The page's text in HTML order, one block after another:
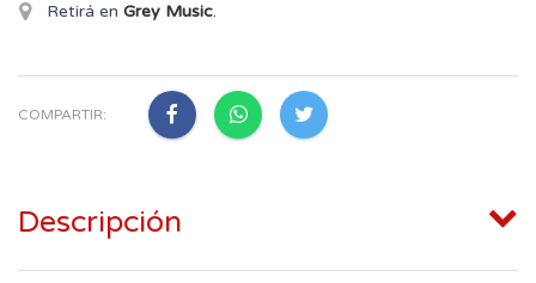
Retirá en Grey Music.
COMPARTIR:
Descripción